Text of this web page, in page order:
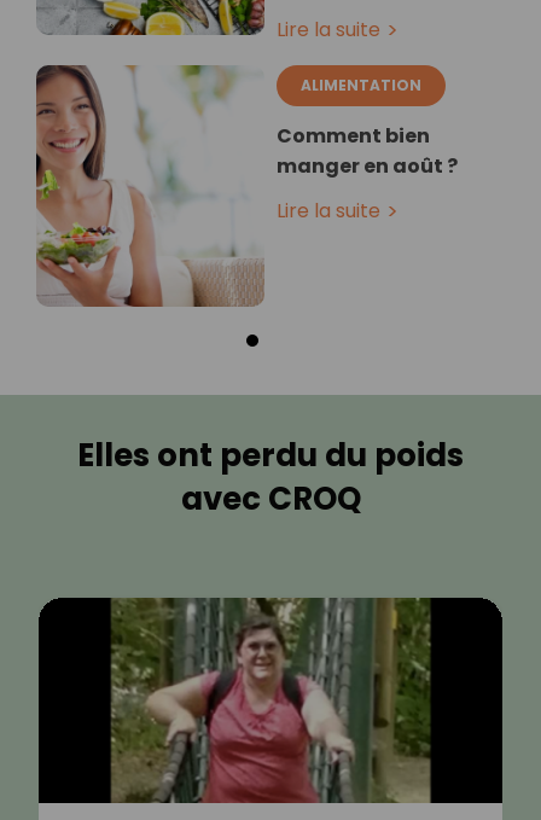
Lire la suite
ALIMENTATION
Comment bien
manger en août ?
Lire la suite
Elles ont perdu du poids
avec CROQ